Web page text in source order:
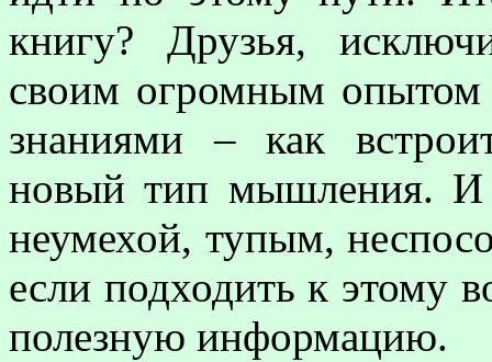
книгу? Друзья,
своим огромным
знаниями – как
новый тип мышления. И
неумехой, тупым,
если подходить к этому
полезную информацию.